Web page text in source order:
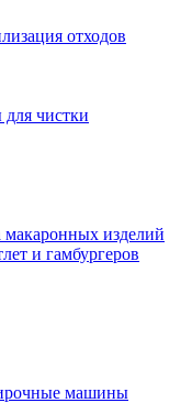
отходов
чистки
изделий
и гамбургеров
машины